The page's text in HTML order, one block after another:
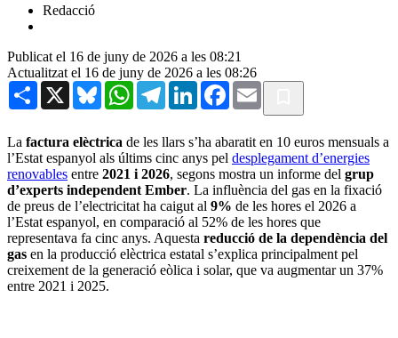
Redacció
Publicat el 16 de juny de 2026 a les 08:21
Actualitzat el 16 de juny de 2026 a les 08:26
Share X BlueskyWhatsAppTelegramLinkedInFacebook
Email
La factura elèctrica de les llars s’ha abaratit en 10 euros mensuals a
l’Estat espanyol als últims cinc anys pel desplegament d’energies
renovables entre 2021 i 2026, segons mostra un informe del grup
d’experts independent Ember. La influència del gas en la fixació
de preus de l’electricitat ha caigut al 9% de les hores el 2026 a
l’Estat espanyol, en comparació al 52% de les hores que
representava fa cinc anys. Aquesta reducció de la dependència del
gas en la producció elèctrica estatal s’explica principalment pel
creixement de la generació eòlica i solar, que va augmentar un 37%
entre 2021 i 2025.